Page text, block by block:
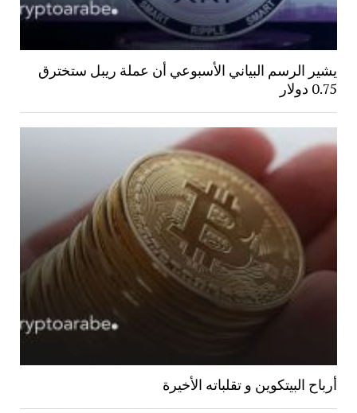
يشير الرسم البياني الأسبوعي أن عملة ريبل ستخترق
0.75 دولار
أرباح البيتكوين و تقلباته الأخيرة